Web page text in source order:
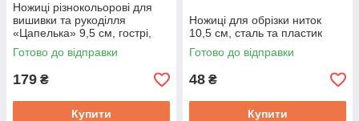
Ножиці різнокольорові для
вишивки та рукоділля
«Цапелька» 9,5 см, гострі,
нержавіюча сталь,
декоративні
Готово до відправки
179 ₴
Купити
Ножиці для обрізки ниток
10,5 см, сталь та пластик
Готово до відправки
48 ₴
Купити